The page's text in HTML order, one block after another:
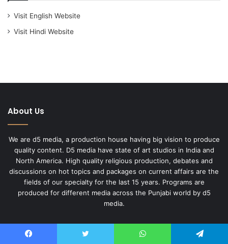
Visit English Website
Visit Hindi Website
About Us
We are d5 media, a production house having big vision to produce
quality content. D5 media have state of art studios in India and
North America. High quality religious production, debates and
discussions on hot topics and packages on current affairs are the
fields of our specialty for the last 15 years. Programs are
produced for different media across the Punjabi world by d5
media.
Useful Links